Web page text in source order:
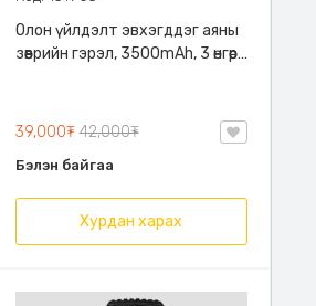
Олон үйлдэлт эвхэгддэг аяны
зөөврийн гэрэл, 3500mAh, 3 өнгөөр
39,000₮42,000₮
Бэлэн байгаа
Хурдан харах